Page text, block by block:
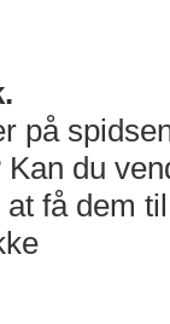
på
du
få dem